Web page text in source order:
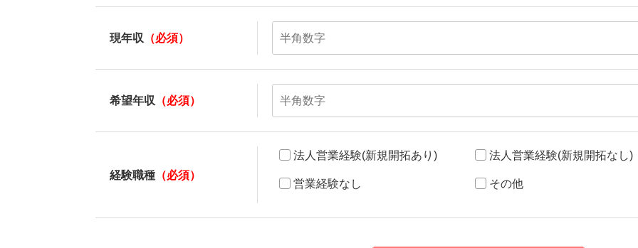
現年収 （必須）
希望年収 （必須）
経験職種 （必須）
法人営業経験(新規開拓あり) 法人営業経験(新規開拓なし)
営業経験なし その他